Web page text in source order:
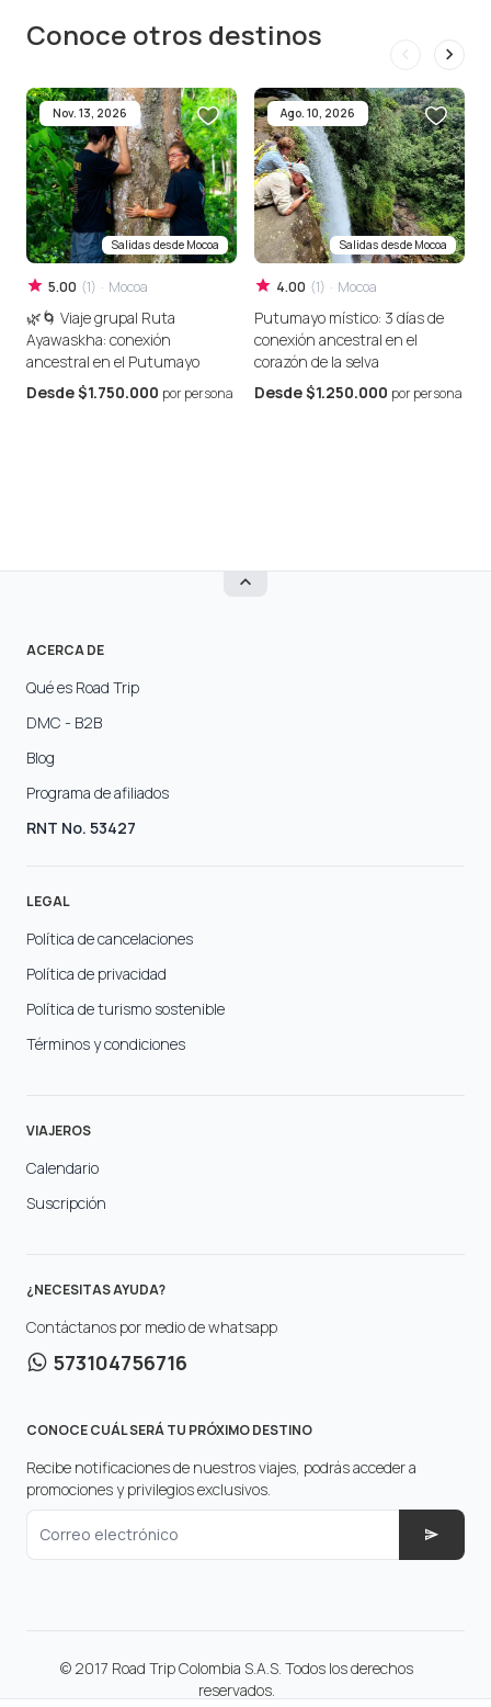
Conoce otros destinos
Nov. 13, 2026
Salidas desde Mocoa
5.00 (1) · Mocoa
🌿🌀 Viaje grupal Ruta
Ayawaskha: conexión
ancestral en el Putumayo
Desde$1.750.000 por persona
Ago. 10, 2026
Salidas desde Mocoa
4.00 (1) · Mocoa
Putumayo místico: 3 días de
conexión ancestral en el
corazón de la selva
Desde$1.250.000 por persona
ACERCA DE
Qué es Road Trip
DMC - B2B
Blog
Programa de afiliados
RNT No. 53427
LEGAL
Política de cancelaciones
Política de privacidad
Política de turismo sostenible
Términos y condiciones
VIAJEROS
Calendario
Suscripción
¿NECESITAS AYUDA?
Contáctanos por medio de whatsapp
573104756716
CONOCE CUÁL SERÁ TU PRÓXIMO DESTINO
Recibe notificaciones de nuestros viajes, podrás acceder a
promociones y privilegios exclusivos.
Correo electrónico
© 2017 Road Trip Colombia S.A.S. Todos los derechos
reservados.